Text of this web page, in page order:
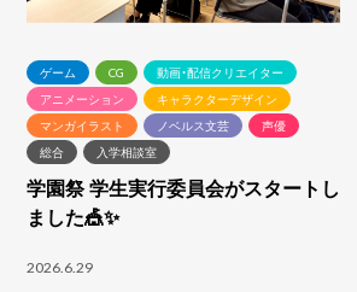
ゲーム CG
動画・配信クリエイター
アニメーション
キャラクターデザイン
マンガイラスト
ノベルス文芸
声優
総合
入学相談室
学園祭 学生実行委員会がスタートし
ました🎪✨
2026.6.29